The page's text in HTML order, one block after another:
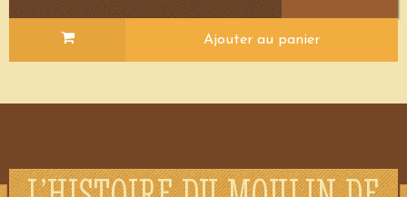
Ajouter au panier